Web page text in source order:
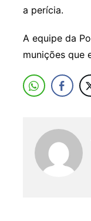
a perícia.
A equipe da
munições que